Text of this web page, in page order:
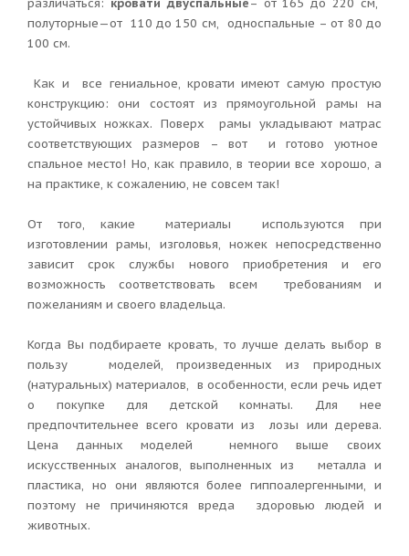
полуторные—от 110 до 150 см, односпальные – от 80 до
100 см.
Как и все гениальное, кровати имеют самую простую
конструкцию: они состоят из прямоугольной рамы на
устойчивых ножках. Поверх рамы укладывают матрас
соответствующих размеров – вот и готово уютное
спальное место! Но, как правило, в теории все хорошо, а
на практике, к сожалению, не совсем так!
От того, какие материалы используются при
изготовлении рамы, изголовья, ножек непосредственно
зависит срок службы нового приобретения и его
возможность соответствовать всем требованиям и
пожеланиям и своего владельца.
Когда Вы подбираете кровать, то лучше делать выбор в
пользу моделей, произведенных из природных
(натуральных) материалов, в особенности, если речь идет
о покупке для детской комнаты. Для нее
предпочтительнее всего кровати из лозы или дерева.
Цена данных моделей немного выше своих
искусственных аналогов, выполненных из металла и
пластика, но они являются более гиппоалергенными, и
поэтому не причиняются вреда здоровью людей и
животных.